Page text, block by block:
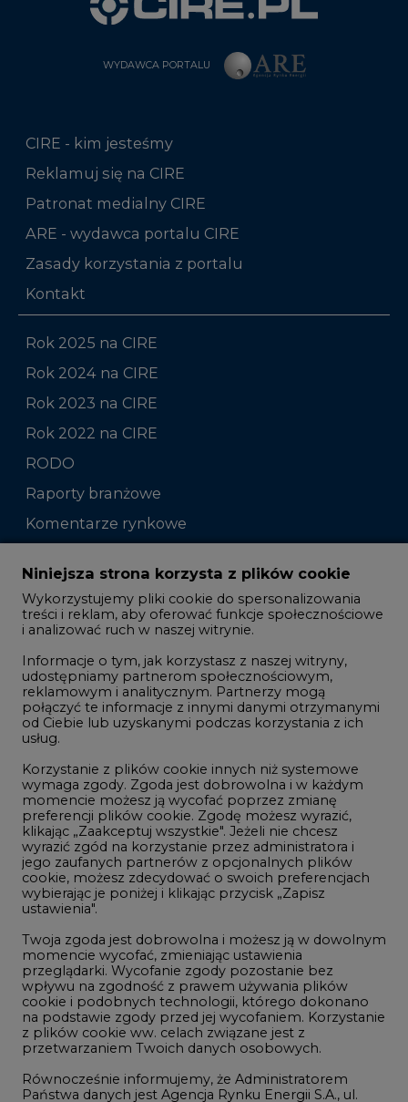
WYDAWCA PORTALU
CIRE - kim jesteśmy
Reklamuj się na CIRE
Patronat medialny CIRE
ARE - wydawca portalu CIRE
Zasady korzystania z portalu
Kontakt
Rok 2025 na CIRE
Rok 2024 na CIRE
Rok 2023 na CIRE
Rok 2022 na CIRE
RODO
Raporty branżowe
Komentarze rynkowe
Zmiany kadrowe na rynku
Studio CIRE
Rozmowy o energetyce
Gospodarka
Geopolityka
LTE450
Innowacje i AI
Telekomunikacja i IT
Handel emisjami CO2
Wodór
Górnictwo
Atom
Fotowoltaika
Offshore wind
Zielone samorządy
Niniejsza strona korzysta z plików cookie
Wykorzystujemy pliki cookie do spersonalizowania
treści i reklam, aby oferować funkcje społecznościowe
i analizować ruch w naszej witrynie.
Informacje o tym, jak korzystasz z naszej witryny,
udostępniamy partnerom społecznościowym,
reklamowym i analitycznym. Partnerzy mogą
połączyć te informacje z innymi danymi otrzymanymi
od Ciebie lub uzyskanymi podczas korzystania z ich
usług.
Korzystanie z plików cookie innych niż systemowe
wymaga zgody. Zgoda jest dobrowolna i w każdym
momencie możesz ją wycofać poprzez zmianę
preferencji plików cookie. Zgodę możesz wyrazić,
klikając „Zaakceptuj wszystkie". Jeżeli nie chcesz
wyrazić zgód na korzystanie przez administratora i
jego zaufanych partnerów z opcjonalnych plików
cookie, możesz zdecydować o swoich preferencjach
wybierając je poniżej i klikając przycisk „Zapisz
ustawienia".
Twoja zgoda jest dobrowolna i możesz ją w dowolnym
momencie wycofać, zmieniając ustawienia
przeglądarki. Wycofanie zgody pozostanie bez
wpływu na zgodność z prawem używania plików
cookie i podobnych technologii, którego dokonano
na podstawie zgody przed jej wycofaniem. Korzystanie
z plików cookie ww. celach związane jest z
przetwarzaniem Twoich danych osobowych.
Równocześnie informujemy, że Administratorem
Państwa danych jest Agencja Rynku Energii S.A., ul.